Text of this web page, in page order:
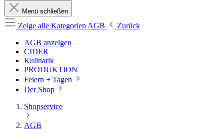
Menü schließen
Zeige alle Kategorien AGB
Zurück
AGB anzeigen
CIDER
Kulinarik
PRODUKTION
Feiern + Tagen
Der Shop
Shopservice
AGB